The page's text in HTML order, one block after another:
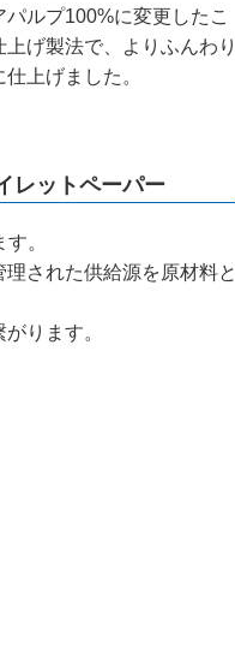
ルプ100%に変更したこ
げ製法で、よりふんわり
上げました。
レットペーパー
。
された供給源を原材料と
ります。